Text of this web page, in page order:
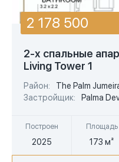
2-х спальные
Living Tower 1
Район:
The Palm
Застройщик:
Palma
Построен
2025
Площадь
173 м²
2 178 500